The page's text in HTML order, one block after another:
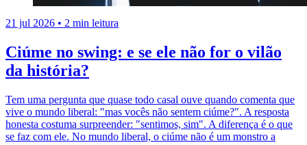
21 jul 2026 • 2 min leitura
Ciúme no swing: e se ele não for o vilão
da história?
Tem uma pergunta que quase todo casal ouve quando comenta que
vive o mundo liberal: "mas vocês não sentem ciúme?". A resposta
honesta costuma surpreender: "sentimos, sim". A diferença é o que
se faz com ele. No mundo liberal, o ciúme não é um monstro a